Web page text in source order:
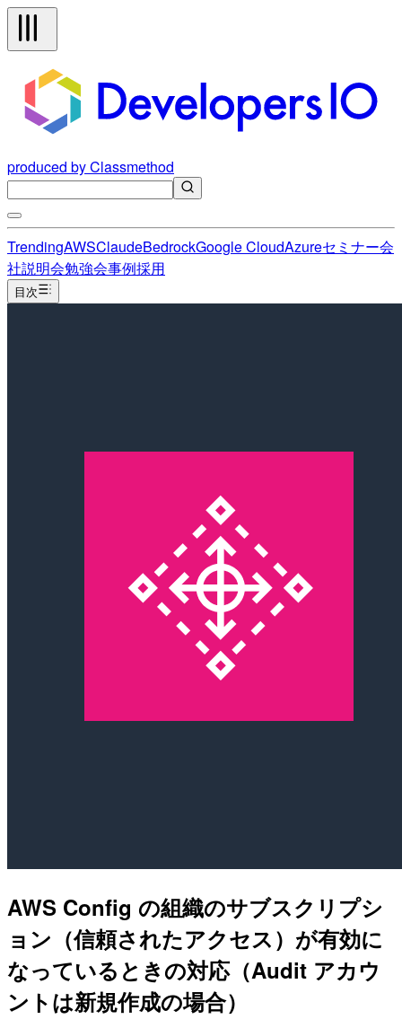
produced by Classmethod
TrendingAWSClaudeBedrockGoogle CloudAzureセミナー会
社説明会勉強会事例採用
目次
AWS Config の組織のサブスクリプシ
ョン（信頼されたアクセス）が有効に
なっているときの対応（Audit アカウ
ントは新規作成の場合）